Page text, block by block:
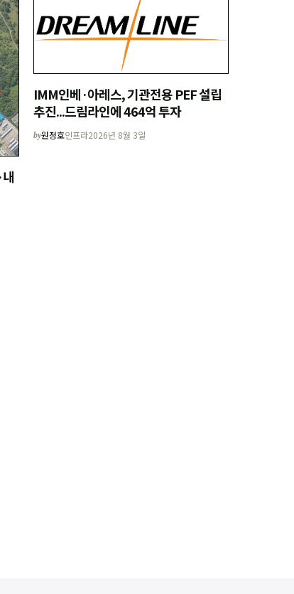
IMM인베·아레스, 기관전용 PEF 설립
추진...드림라인에 464억 투자
by원정호인프라2026년 8월 3일